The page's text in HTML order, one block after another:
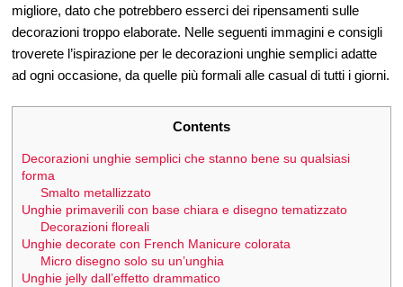
migliore, dato che potrebbero esserci dei ripensamenti sulle
decorazioni troppo elaborate. Nelle seguenti immagini e consigli
troverete l’ispirazione per le decorazioni unghie semplici adatte
ad ogni occasione, da quelle più formali alle casual di tutti i giorni.
Contents
Decorazioni unghie semplici che stanno bene su qualsiasi
forma
Smalto metallizzato
Unghie primaverili con base chiara e disegno tematizzato
Decorazioni floreali
Unghie decorate con French Manicure colorata
Micro disegno solo su un’unghia
Unghie jelly dall’effetto drammatico